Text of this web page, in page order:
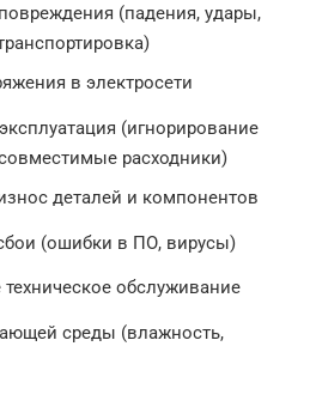
(падения, удары,
в электросети
(игнорирование
расходники)
деталей и компонентов
(ошибки в ПО, вирусы)
обслуживание
среды (влажность,